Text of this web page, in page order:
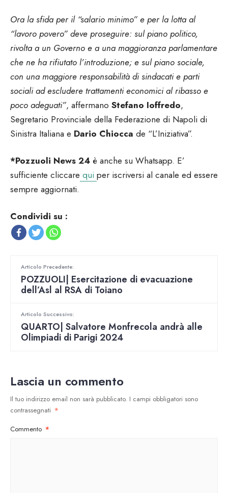
Ora la sfida per il “salario minimo” e per la lotta al
“lavoro povero” deve proseguire: sul piano politico,
rivolta a un Governo e a una maggioranza parlamentare
che ne ha rifiutato l’introduzione; e sul piano sociale,
con una maggiore responsabilità di sindacati e parti
sociali ad escludere trattamenti economici al ribasso e
poco adeguati”, affermano Stefano Ioffredo,
Segretario Provinciale della Federazione di Napoli di
Sinistra Italiana e Dario Chiocca de “L’Iniziativa”.
*Pozzuoli News 24 è anche su Whatsapp. E’
sufficiente cliccare qui per iscriversi al canale ed essere
sempre aggiornati.
Condividi su :
Articolo Precedente:
POZZUOLI| Esercitazione di evacuazione
dell’Asl al RSA di Toiano
Articolo Successivo:
QUARTO| Salvatore Monfrecola andrà alle
Olimpiadi di Parigi 2024
Lascia un commento
Il tuo indirizzo email non sarà pubblicato. I campi obbligatori sono
contrassegnati *
Commento *